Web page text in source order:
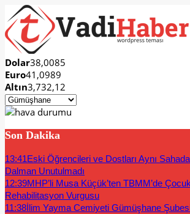
Dolar38,0085
Euro41,0989
Altın3,732,12
Son Dakika
13:41Eski Öğrencileri ve Dostları Aynı
Dalman Unutulmadı
12:39MHP’li Musa Küçük’ten TBMM’de
Rehabilitasyon Vurgusu
11:38İlim Yayma Cemiyeti Gümüşhane